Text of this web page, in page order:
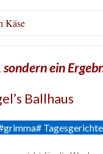
Käse
ein
Ballhaus